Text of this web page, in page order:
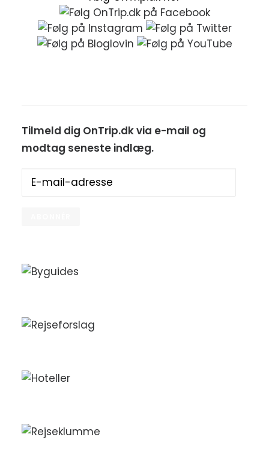
Tilmeld dig OnTrip.dk via e-mail og
modtag seneste indlæg.